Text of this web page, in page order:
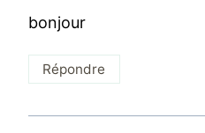
bonjour
Répondre